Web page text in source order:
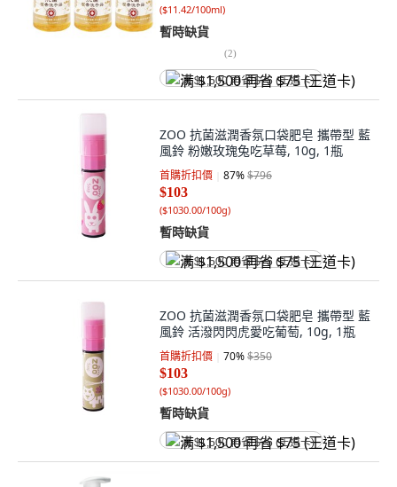
($11.42/100ml)
暫時缺貨
(2)
满 $1,500 再省 $75 (王道卡)
ZOO 抗菌滋潤香氛口袋肥皂 攜帶型 藍
風鈴 粉嫩玫瑰兔吃草莓, 10g, 1瓶
首購折扣價 87%$796
$103
($1030.00/100g)
暫時缺貨
满 $1,500 再省 $75 (王道卡)
ZOO 抗菌滋潤香氛口袋肥皂 攜帶型 藍
風鈴 活潑閃閃虎愛吃葡萄, 10g, 1瓶
首購折扣價 70%$350
$103
($1030.00/100g)
暫時缺貨
满 $1,500 再省 $75 (王道卡)